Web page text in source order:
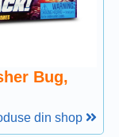
Bug,
din shop